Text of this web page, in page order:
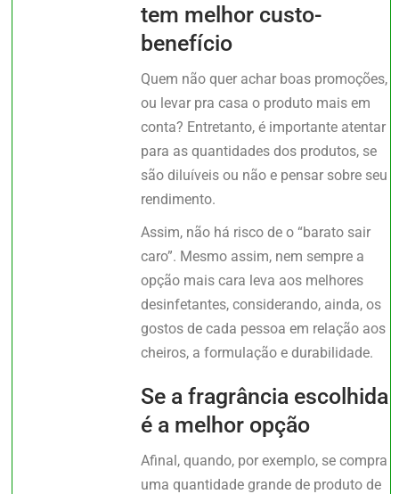
tem melhor custo-
benefício
Quem não quer achar boas promoções,
ou levar pra casa o produto mais em
conta? Entretanto, é importante atentar
para as quantidades dos produtos, se
são diluíveis ou não e pensar sobre seu
rendimento.
Assim, não há risco de o “barato sair
caro”. Mesmo assim, nem sempre a
opção mais cara leva aos melhores
desinfetantes, considerando, ainda, os
gostos de cada pessoa em relação aos
cheiros, a formulação e durabilidade.
Se a fragrância escolhida
é a melhor opção
Afinal, quando, por exemplo, se compra
uma quantidade grande de produto de